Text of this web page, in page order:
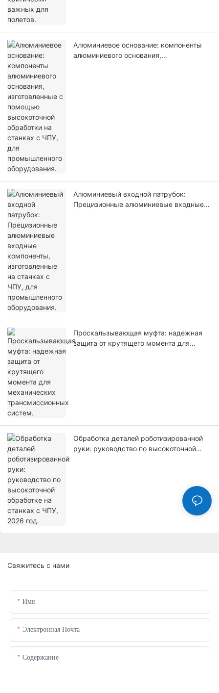
Алюминиевое основание: компоненты
алюминиевого основания,
Алюминиевый входной патрубок:
Прецизионные алюминиевые входные
Проскальзывающая муфта: надежная
защита от крутящего момента для
Обработка деталей роботизированной
руки: руководство по высокоточной
Свяжитесь с нами
Имя
Электронная Почта
Содержание